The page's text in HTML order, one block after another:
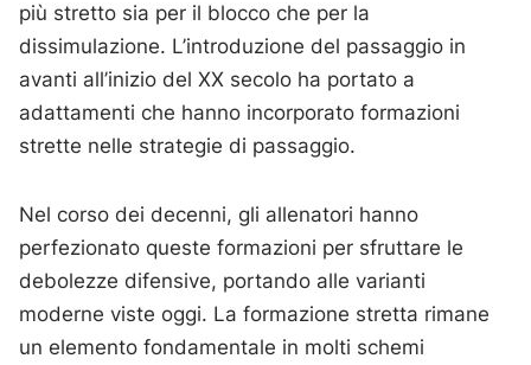
più stretto sia per il blocco che per la
dissimulazione. L’introduzione del passaggio in
avanti all’inizio del XX secolo ha portato a
adattamenti che hanno incorporato formazioni
strette nelle strategie di passaggio.
Nel corso dei decenni, gli allenatori hanno
perfezionato queste formazioni per sfruttare le
debolezze difensive, portando alle varianti
moderne viste oggi. La formazione stretta rimane
un elemento fondamentale in molti schemi